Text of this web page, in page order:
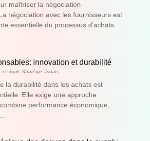
maîtriser la négociation
négociation avec les fournisseurs est
essentielle du processus d'achats.
innovation et durabilité
et stock, Stratégie achats
la durabilité dans les achats est
Elle exige une approche
performance économique,